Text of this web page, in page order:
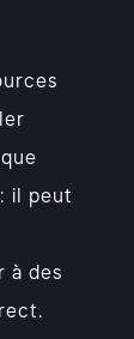
il peut
à des